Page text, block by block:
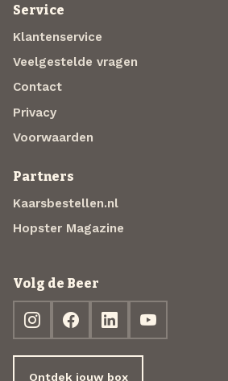
Service
Klantenservice
Veelgestelde vragen
Contact
Privacy
Voorwaarden
Partners
Kaarsbestellen.nl
Hopster Magazine
Volg de Beer
Ontdek jouw box